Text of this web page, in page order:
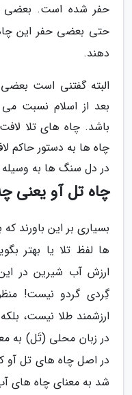
حفر شده است. بعضی
حتی بعضی حفر این
دهند.
البته گفتنی است
بعد از اسلام نسبت
چاه ها به دستور حاکم
در دل سنگ ها به وسیله
چاه تل آو یعنی
بسیاری بر این باورند
ها لفظ تلا یا بهتر
ارزش آب شیرین در
گِردی گردو نیست!
ارزشمند طلا نیست،
در زبان محلی (تَل) به
در اصل چاه های تل آو
شد به معنای چاه های